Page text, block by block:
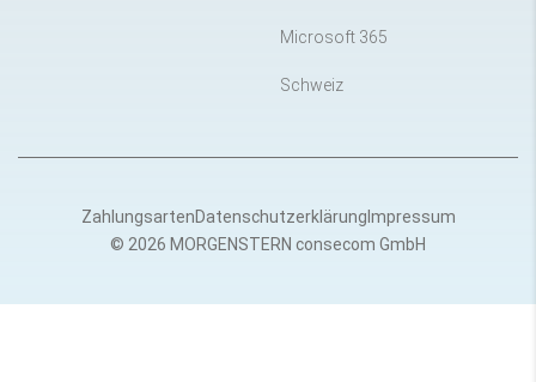
Microsoft 365
Schweiz
© 2026 MORGENSTERN consecom GmbH
ZahlungsartenDatenschutzerklärung Impressum